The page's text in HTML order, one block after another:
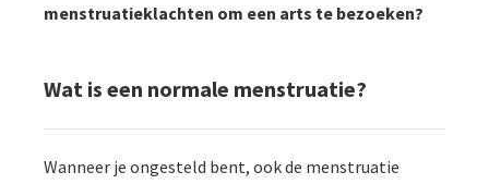
menstruatieklachten om een arts te bezoeken?
Wat is een normale menstruatie?
Wanneer je ongesteld bent, ook de menstruatie